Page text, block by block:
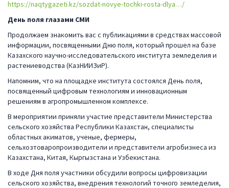
https://naqtygazeti.kz/sozdat-novye-tochki-rosta-dlya…/
День поля глазами СМИ
Продолжаем знакомить вас с публикациями в средствах массовой
информации, посвященными Дню поля, который прошел на базе
Казахского научно-исследовательского института земледелия и
растениеводства (КазНИИЗиР).
Напомним, что на площадке института состоялся День поля,
посвященный цифровым технологиям и инновационным
решениям в агропромышленном комплексе.
В мероприятии приняли участие представители Министерства
сельского хозяйства Республики Казахстан, специалисты
областных акиматов, ученые, фермеры,
сельхозтоваропроизводители и представители агробизнеса из
Казахстана, Китая, Кыргызстана и Узбекистана.
В ходе Дня поля участники обсудили вопросы цифровизации
сельского хозяйства, внедрения технологий точного земледелия,